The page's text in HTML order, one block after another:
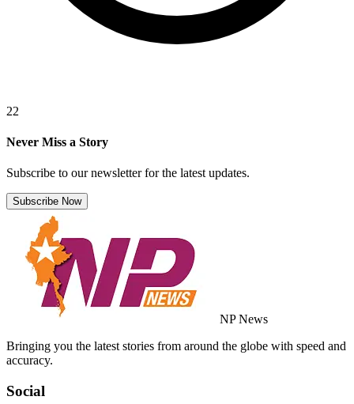
22
Never Miss a Story
Subscribe to our newsletter for the latest updates.
Subscribe Now
NP News
Bringing you the latest stories from around the globe with speed and
accuracy.
Social